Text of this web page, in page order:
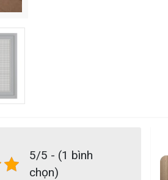
5/5 - (1 bình
chọn)